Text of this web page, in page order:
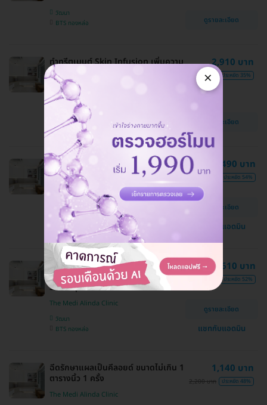
วัฒนา
BTS ทองหล่อ
ดูรายละเอียด
ทำทรีตเมนต์ Skin Infusion เพิ่มความ
แข็งแรงและลดรอยหมองคล้ำให้ผิว 1
ครั้ง
The Medi Alinda Clinic
BTS ทองหล่อ
2,910 บาท
4,500 บาท ประหยัด 35%
ดูรายละเอียด
ทำ HIFU Ultra V Lift ไม่จำกัดช็อตขึ้น
อยู่กับแพทย์ประเมิน บริเวณกรอบหน้า
หรือเหนียง 1 ครั้ง
The Medi Alinda Clinic
วัฒนา
BTS ทองหล่อ
16,490 บาท
35,900 บาท ประหยัด 54%
ดูรายละเอียด
แชทกับแอดมิน
โปรแกรมกำจัดเซลล์ไขมันส่วนเกินด้วย
ความเย็น เครื่อง CoolSwiss Prime
360 2 จุด 1 ครั้ง
The Medi Alinda Clinic
วัฒนา
BTS ทองหล่อ
12,610 บาท
ประหยัด 52%
ดูรายละเอียด
แชทกับแอดมิน
ฉีดรักษาแผลเป็นคีลอยด์ ขนาดไม่เกิน 1
ตารางนิ้ว 1 ครั้ง
The Medi Alinda Clinic
1,140 บาท
2,200 บาท ประหยัด 48%
×